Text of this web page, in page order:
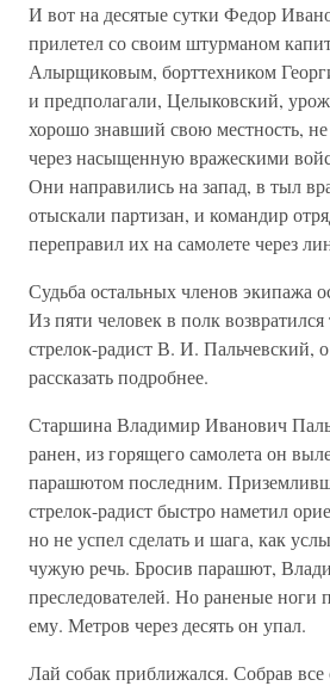
И вот на десятые сутки Федор
прилетел со своим штурманом
Алырщиковым, борттехником
и предполагали, Целыковский,
хорошо знавший свою местность,
через насыщенную вражескими
Они направились на запад, в тыл
отыскали партизан, и командир
переправил их на самолете через
Судьба остальных членов экипажа
Из пяти человек в полк
стрелок-радист В. И. Пальчевский,
рассказать подробнее.
Старшина Владимир Иванович
ранен, из горящего самолета он
парашютом последним.
стрелок-радист быстро наметил
но не успел сделать и шага, как
чужую речь. Бросив парашют,
преследователей. Но раненые ноги
ему. Метров через десять он упал.
Лай собак приближался. Собрав